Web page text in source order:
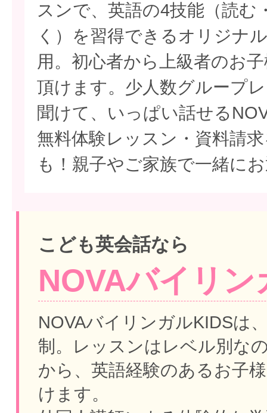
スンで、英語の4技能（読む
く）を習得できるオリジナ
用。初心者から上級者のお
頂けます。少人数グループ
聞けて、いっぱい話せる
無料体験レッスン・資料請
も！親子やご家族で一緒に
こども英会話なら
NOVAバイリン
NOVAバイリンガルKIDSは
制。
レッスンはレベル別な
から、英語経験のあるお子
けます。